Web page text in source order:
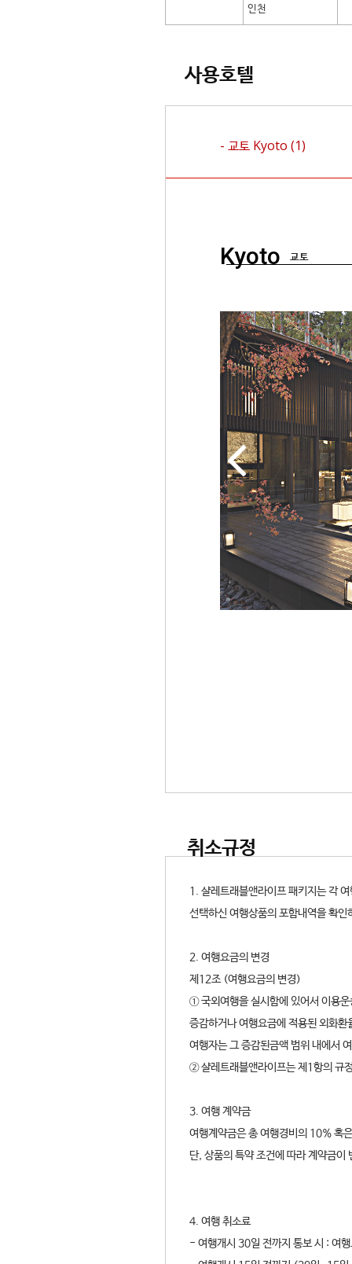
인천
사용호텔
- 교토 Kyoto (1)
Kyoto 교토
취소규정
1. 샬레트래블앤라이프 패키지는 각
선택하신 여행상품의 포함내역을 확인
2. 여행요금의 변경
제12조 (여행요금의 변경)
① 국외여행을 실시함에 있어서 이용
증감하거나 여행요금에 적용된 외화
여행자는 그 증감된금액 범위 내에서
② 샬레트래블앤라이프는 제1항의 규
3. 여행 계약금
여행계약금은 총 여행경비의 10% 혹
단, 상품의 특약 조건에 따라 계약금이
4. 여행 취소료
- 여행개시 30일 전까지 통보 시 : 여